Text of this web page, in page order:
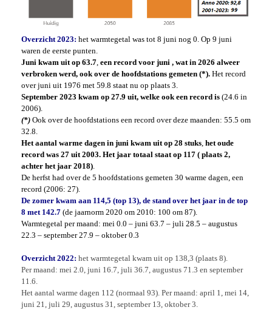
Overzicht 2023: het warmtegetal was tot 8 juni nog 0. Op 9 juni
waren de eerste punten.
Juni kwam uit op 63.7 een record voor juni , wat in 2026 alweer
verbroken werd, ook over de hoofdstations gemeten (*). Het record
over juni uit 1976 met 59.8 staat nu op plaats 3.
September 2023 kwam op 27.9 uit, welke ook een record is (24.6 in
2006).
(*) Ook over de hoofdstations een record over deze maanden: 55.5 om
32.8.
Het aantal warme dagen in juni kwam uit op 28 stuks het oude
record was 27 uit 2003. Het jaar totaal staat op 117 ( plaats 2,
achter het jaar 2018)
De herfst had over de 5 hoofdstations gemeten 30 warme dagen, een
record (2006: 27).
De zomer kwam aan 114,5 (top 13), de stand over het jaar in de top
8 met 142.7 (de jaarnorm 2020 om 2010: 100 om 87).
Warmtegetal per maand: mei 0.0 – juni 63.7 – juli 28.5 – augustus
22.3 – september 27.9 – oktober 0.3
Overzicht 2022: het warmtegetal kwam uit op 138,3 (plaats 8).
Per maand: mei 2.0, juni 16.7, juli 36.7, augustus 71.3 en september
11.6.
Het aantal warme dagen 112 (normaal 93). Per maand: april 1, mei 14,
juni 21, juli 29, augustus 31, september 13, oktober 3.